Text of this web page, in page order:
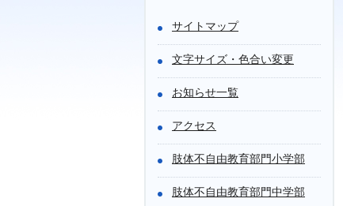
サイトマップ
文字サイズ・色合い変更
お知らせ一覧
アクセス
肢体不自由教育部門小学部
肢体不自由教育部門中学部